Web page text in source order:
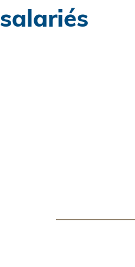
salariés